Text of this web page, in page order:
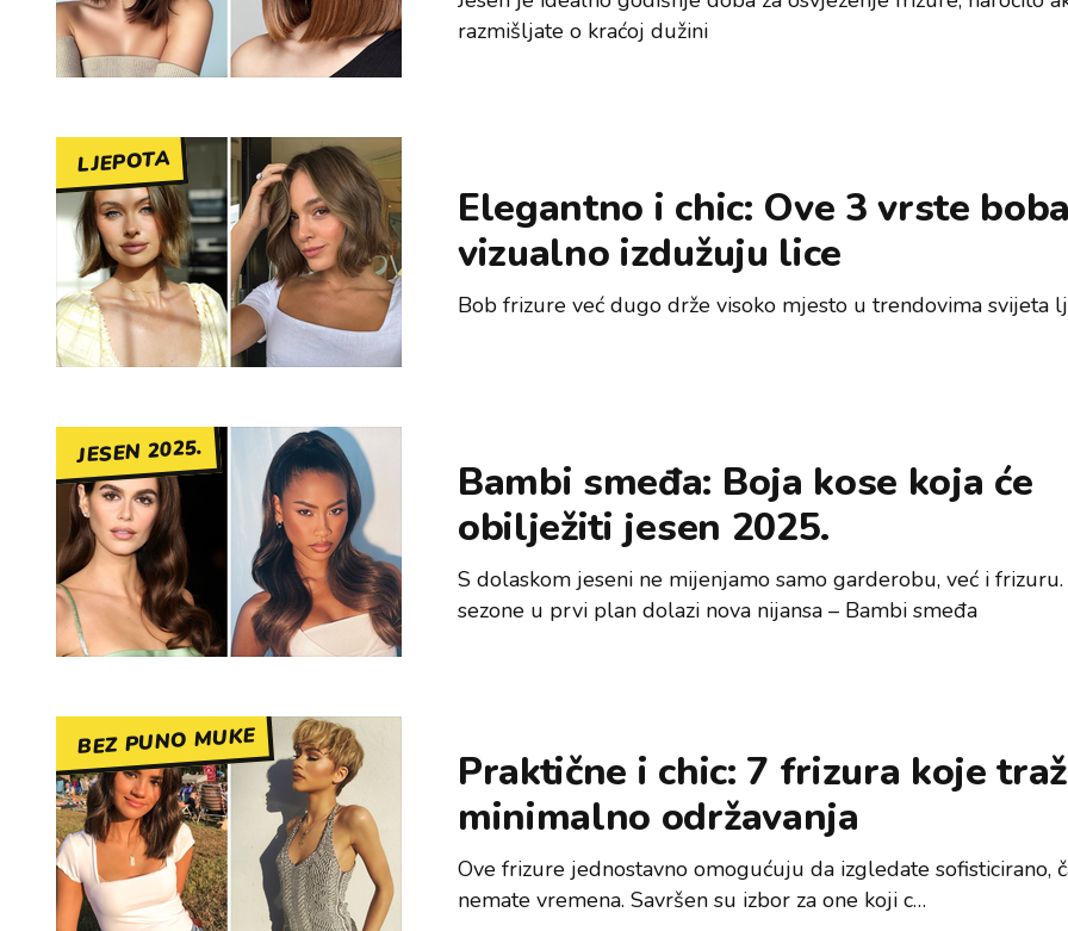
razmišljate o kraćoj dužini
LJEPOTA
Elegantno i chic: Ove 3 vrste boba
vizualno izdužuju lice
Bob frizure već dugo drže visoko mjesto u trendovima svijeta
JESEN 2025.
Bambi smeđa: Boja kose koja će
obilježiti jesen 2025.
S dolaskom jeseni ne mijenjamo samo garderobu, već i frizuru.
sezone u prvi plan dolazi nova nijansa – Bambi smeđa
BEZ PUNO MUKE
Praktične i chic: 7 frizura koje
minimalno održavanja
Ove frizure jednostavno omogućuju da izgledate sofisticirano,
nemate vremena. Savršen su izbor za one koji c…